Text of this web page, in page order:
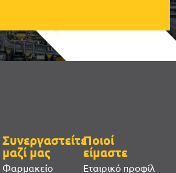
Συνεργαστείτε
μαζί μας
Φαρμακείο
Ποιοί
είμαστε
Εταιρικό προφίλ